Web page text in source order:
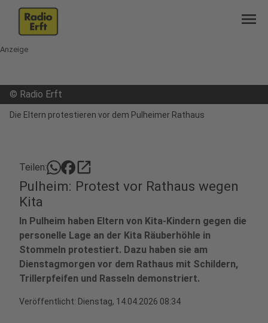
menu
Anzeige
© Radio Erft
Die Eltern protestieren vor dem Pulheimer Rathaus
Teilen: open_in_new
Pulheim: Protest vor Rathaus wegen
Kita
In Pulheim haben Eltern von Kita-Kindern gegen die
personelle Lage an der Kita Räuberhöhle in
Stommeln protestiert. Dazu haben sie am
Dienstagmorgen vor dem Rathaus mit Schildern,
Trillerpfeifen und Rasseln demonstriert.
Veröffentlicht: Dienstag, 14.04.2026 08:34